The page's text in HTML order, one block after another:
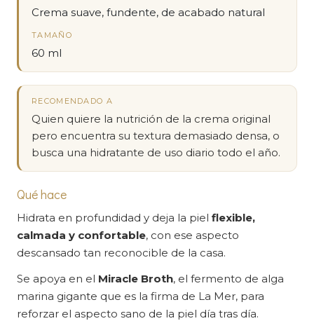
Crema suave, fundente, de acabado natural
TAMAÑO
60 ml
RECOMENDADO A
Quien quiere la nutrición de la crema original
pero encuentra su textura demasiado densa, o
busca una hidratante de uso diario todo el año.
Qué hace
Hidrata en profundidad y deja la piel flexible,
calmada y confortable, con ese aspecto
descansado tan reconocible de la casa.
Se apoya en el Miracle Broth, el fermento de alga
marina gigante que es la firma de La Mer, para
reforzar el aspecto sano de la piel día tras día.